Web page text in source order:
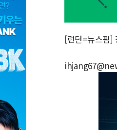
[런던=뉴스핌]